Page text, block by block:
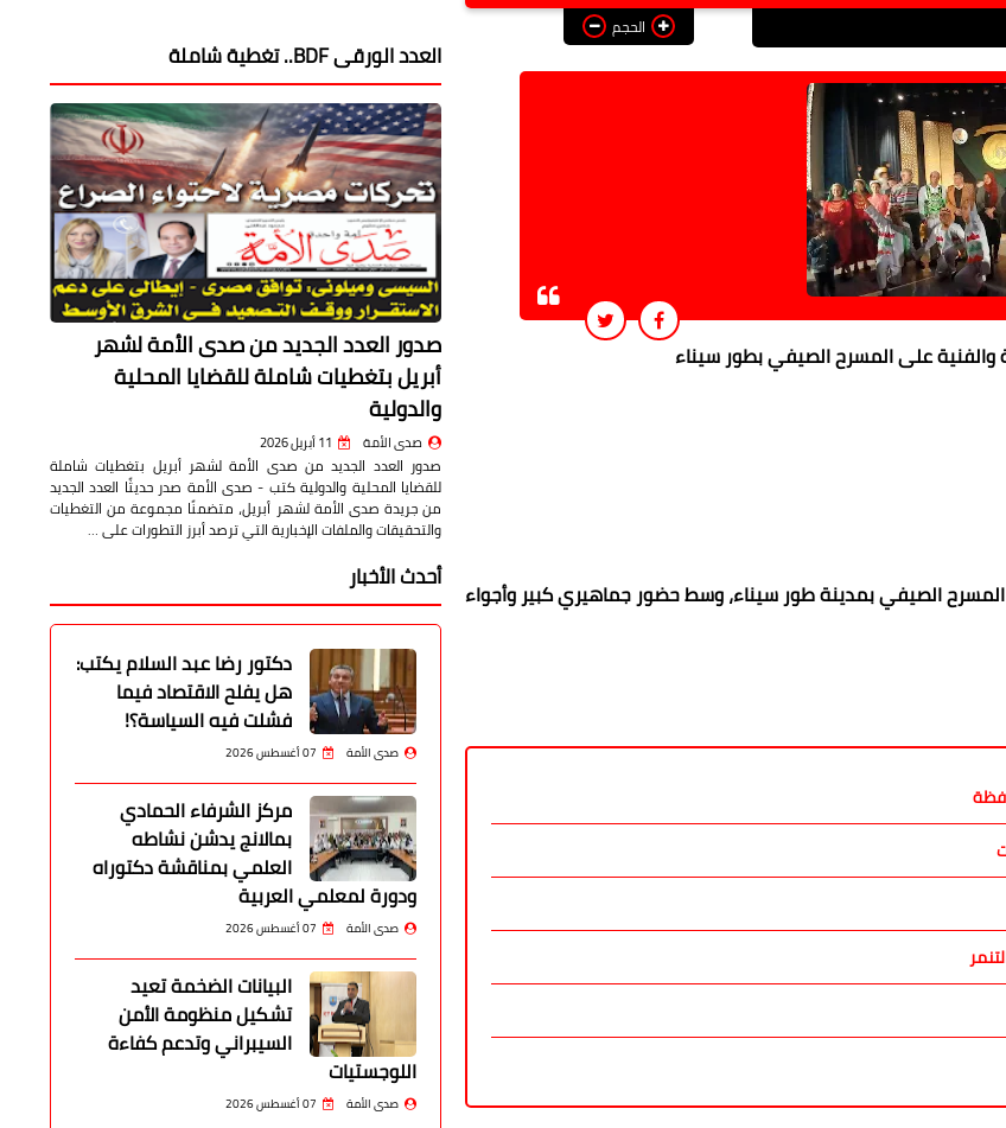
الحجم
والفنية على المسرح الصيفي بطور سيناء
الصيفي بمدينة طور سيناء، وسط حضور جماهيري كبير وأجواء
العدد الورقى BDF.. تغطية شاملة
صدور العدد الجديد من صدى الأمة لشهر
أبريل بتغطيات شاملة للقضايا المحلية
والدولية
صدى الأمة 11 أبريل 2026
صدور العدد الجديد من صدى الأمة لشهر أبريل بتغطيات شاملة
للقضايا المحلية والدولية كتب - صدى الأمة صدر حديثًا العدد الجديد
من جريدة صدى الأمة لشهر أبريل، متضمنًا مجموعة من التغطيات
والتحقيقات والملفات الإخبارية التي ترصد أبرز التطورات على …
أحدث الأخبار
دكتور رضا عبد السلام يكتب:
هل يفلح الاقتصاد فيما
فشلت فيه السياسة؟!
صدى الأمة 07 أغسطس 2026
مركز الشرفاء الحمادي
بمالانج يدشن نشاطه
العلمي بمناقشة دكتوراه
ودورة لمعلمي العربية
صدى الأمة 07 أغسطس 2026
البيانات الضخمة تعيد
تشكيل منظومة الأمن
السيبراني وتدعم كفاءة
اللوجستيات
صدى الأمة 07 أغسطس 2026